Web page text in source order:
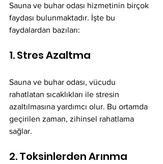
Sauna ve buhar odası hizmetinin birçok
faydası bulunmaktadır. İşte bu
faydalardan bazıları:
1. Stres Azaltma
Sauna ve buhar odası, vücudu
rahatlatan sıcaklıkları ile stresin
azaltılmasına yardımcı olur. Bu ortamda
geçirilen zaman, zihinsel rahatlama
sağlar.
2. Toksinlerden Arınma